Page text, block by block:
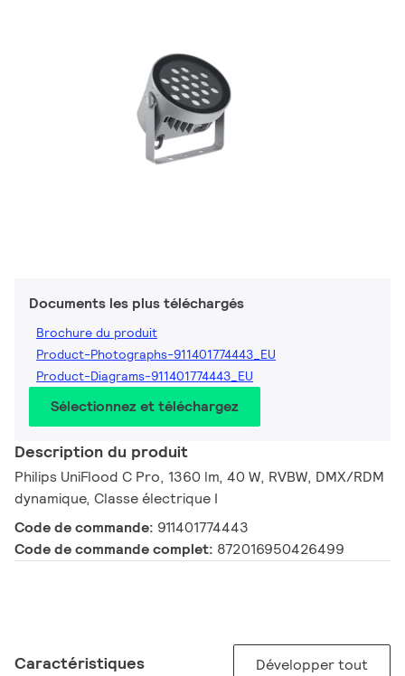
Documents les plus téléchargés
Brochure du produit
Product-Photographs-911401774443_EU
Product-Diagrams-911401774443_EU
Sélectionnez et téléchargez
Description du produit
Philips UniFlood C Pro, 1360 lm, 40 W, RVBW, DMX/RDM
dynamique, Classe électrique I
Code de commande: 911401774443
Code de commande complet: 872016950426499
Caractéristiques Développer tout